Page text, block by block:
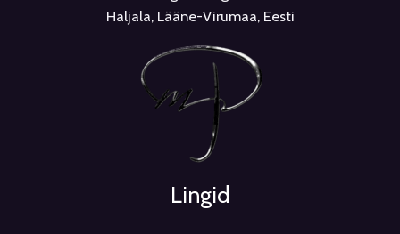
Haljala, Lääne-Virumaa, Eesti
Lingid